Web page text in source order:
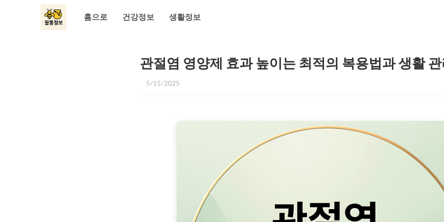
홈으로 건강정보 생활정보
관절염 영양제 효과 높이는 최적의 복용법과 생활
5/15/2025